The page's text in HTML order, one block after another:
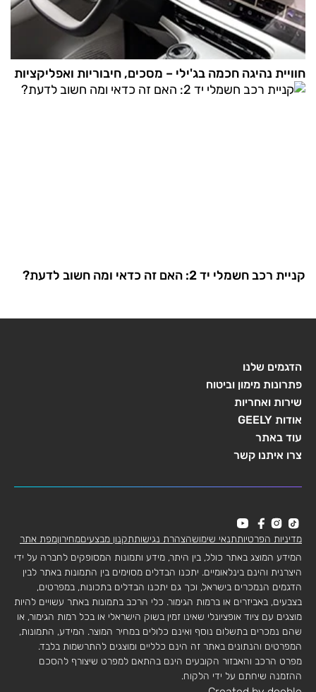
חוויית נהיגה חכמה בג'ילי – מסכים, חיבוריות ואפליקציות
קניית רכב חשמלי יד 2: האם זה כדאי ומה חשוב לדעת?
הדגמים שלנו
פתרונות מימון וביטוח
שירות ואחריות
אודות GEELY
עוד באתר
צרו איתנו קשר
מדיניות הפרטיותתנאי שימושהצהרת נגישותתקנון מבצעיםמחירוןמפת אתר
המידע המוצג באתר כולל, בין היתר, מידע ותמונות המסופקים לחברה על ידי
היצרנית והינם בינלאומיים. יתכנו הבדלים מסוימים בין התמונות באתר לבין
הדגמים הנמכרים בישראל, וכך גם יתכנו הבדלים בתכונות, במפרטים,
בצבעים, באביזרים או ברמות הגימור. כלי הרכב בתמונות באתר עשויים להיות
מוצגים עם ציוד אופציונלי שאינו זמין בשוק הישראלי או בכל רמות הגימור, או
שהם נמכרים בתשלום נוסף ואינם כלולים במחיר המוצר. המידע, התמונות,
המפרטים והנתונים באתר זה הינם כלליים ומוצגים להתרשמות בלבד.
מפרט הרכב והאבזור הקובעים הינם בהתאם למפרט שיצורף להסכם
ההזמנה שיחתם על ידי הלקוח.